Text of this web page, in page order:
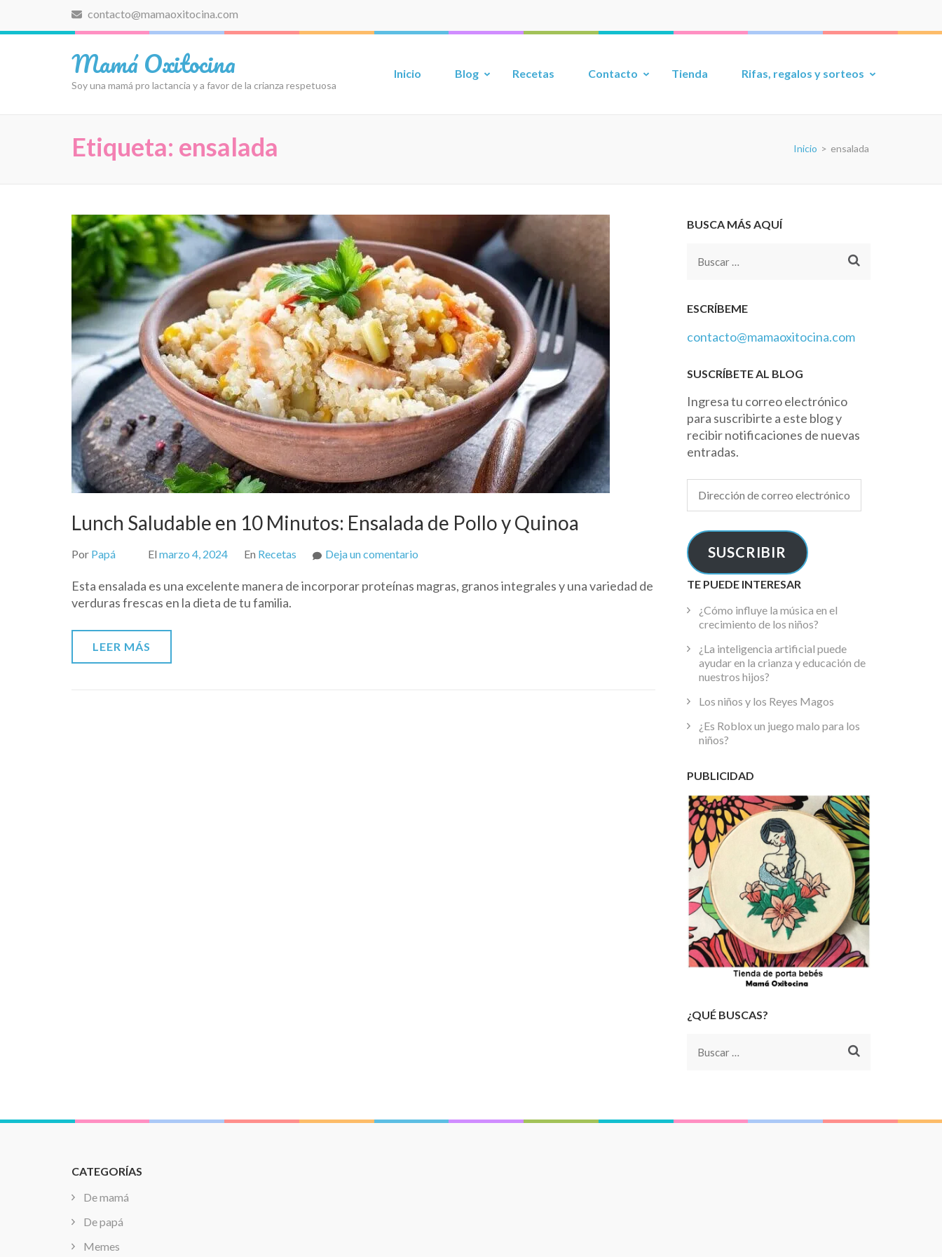
contacto@mamaoxitocina.com
Mamá Oxitocina
Soy una mamá pro lactancia y a favor de la crianza respetuosa
Inicio Blog Recetas Contacto Tienda Rifas, regalos y sorteos
Etiqueta: ensalada Inicio > ensalada
Lunch Saludable en 10 Minutos: Ensalada de Pollo y Quinoa
Por Papá El marzo 4, 2024 En Recetas Deja un comentario
Saludable
Esta ensalada es una excelente manera de incorporar proteínas magras, granos integrales y una variedad de
verduras frescas en la dieta de tu familia.
LEER MÁS
BUSCA MÁS AQUÍ
Buscar:
ESCRÍBEME
contacto@mamaoxitocina.com
SUSCRÍBETE AL BLOG
Ingresa tu correo electrónico
para suscribirte a este blog y
recibir notificaciones de nuevas
entradas.
de
electrónico
SUSCRIBIR
TE PUEDE INTERESAR
¿Cómo influye la música en el
crecimiento de los niños?
¿La inteligencia artificial puede
ayudar en la crianza y educación de
nuestros hijos?
Los niños y los Reyes Magos
¿Es Roblox un juego malo para los
niños?
PUBLICIDAD
¿QUÉ BUSCAS?
Buscar:
CATEGORÍAS
De mamá
De papá
Memes